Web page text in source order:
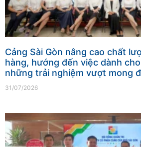
Cảng Sài Gòn nâng cao chất
hàng, hướng đến việc dành
những trải nghiệm vượt mong
31/07/2026